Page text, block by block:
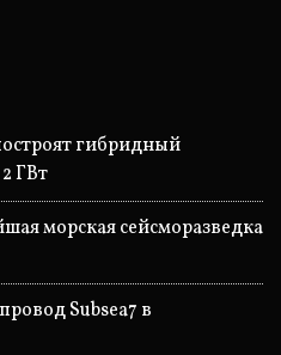
гибридный
ГВт
морская сейсморазведка
Subsea7 в